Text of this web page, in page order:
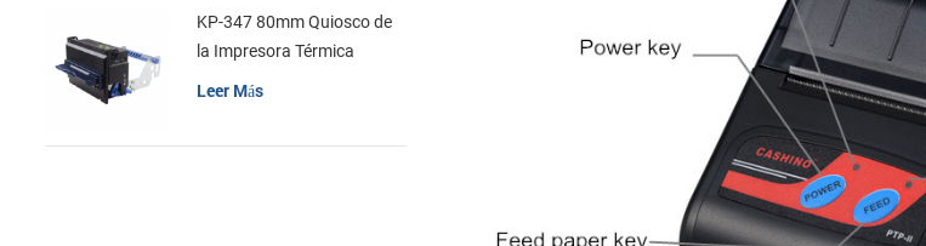
KP-347 80mm Quiosco de
la Impresora Térmica
Leer Más